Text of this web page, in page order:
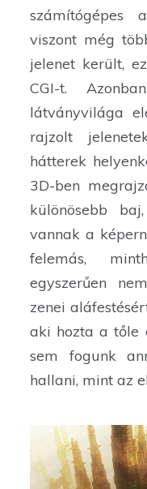
számítógépes
viszont még
jelenet került,
CGI-t.
látványvilága
rajzolt
hátterek
3D-ben
különösebb
vannak a
felemás,
egyszerűen
zenei
aki hozta a tőle
sem fogunk
hallani, mint az